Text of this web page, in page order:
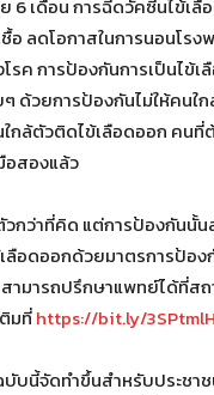
6 เดือน การฉีดวัคซีนไข้เลื
อ ลดโอกาสในการนอนโรง
รค การป้องกันการเป็นไข้
ๆ ด้วยการป้องกันไม่ให้คนใ
ใกล้ตัวติดไข้เลือดออก คนที่
อสองแล้ว
วกว่าที่คิด แต่การป้องกันนั้
ลือดออกด้วยมาตรการป้อง
ามารถปรึกษาแพทย์ได้ที่ส
มที่https://bit.ly/3SPtmlH
บับนี้จัดทำขึ้นสำหรับประชา